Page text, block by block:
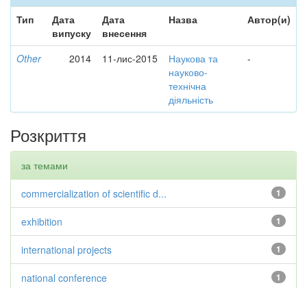
Тип
Дата
випуску
Дата
внесення
Назва Автор(и)
Other 2014 11-лис-2015
Наукова та
науково-
технічна
діяльність
-
Розкриття
за темами
1
commercialization of scientific d...
1
exhibition
1
international projects
1
national conference